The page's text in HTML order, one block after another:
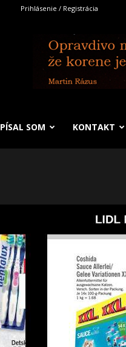
Prihlásenie / Registrácia
PÍSAL SOM KONTAKT